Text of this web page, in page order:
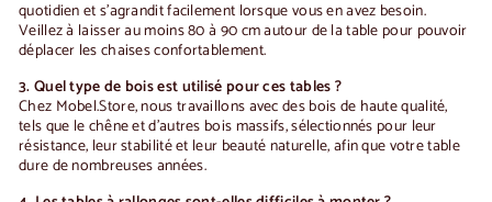
quotidien et s'agrandit facilement lorsque vous en avez besoin.
Veillez à laisser au moins 80 à 90 cm autour de la table pour pouvoir
déplacer les chaises confortablement.
3. Quel type de bois est utilisé pour ces tables ?
Chez Mobel.Store, nous travaillons avec des bois de haute qualité,
tels que le chêne et d'autres bois massifs, sélectionnés pour leur
résistance, leur stabilité et leur beauté naturelle, afin que votre table
dure de nombreuses années.